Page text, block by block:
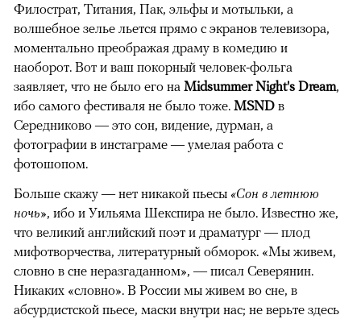
Филострат, Титания, Пак, эльфы и мотыльки, а
волшебное зелье льется прямо с экранов телевизора,
моментально преображая драму в комедию и
наоборот. Вот и ваш покорный человек-фольга
заявляет, что не было его на Midsummer Night's Dream,
ибо самого фестиваля не было тоже. MSND в
Середниково — это сон, видение, дурман, а
фотографии в инстаграме — умелая работа с
фотошопом.
Больше скажу — нет никакой пьесы «Сон в летнюю
ночь», ибо и Уильяма Шекспира не было. Известно же,
что великий английский поэт и драматург — плод
мифотворчества, литературный обморок. «Мы живем,
словно в сне неразгаданном», — писал Северянин.
Никаких «словно». В России мы живем во сне, в
абсурдистской пьесе, маски внутри нас; не верьте здесь